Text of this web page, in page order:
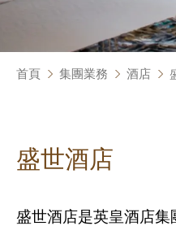
首頁 集團業務 酒店
盛世酒店
盛世酒店是英皇酒店